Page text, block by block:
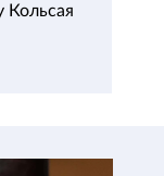
Кольсая